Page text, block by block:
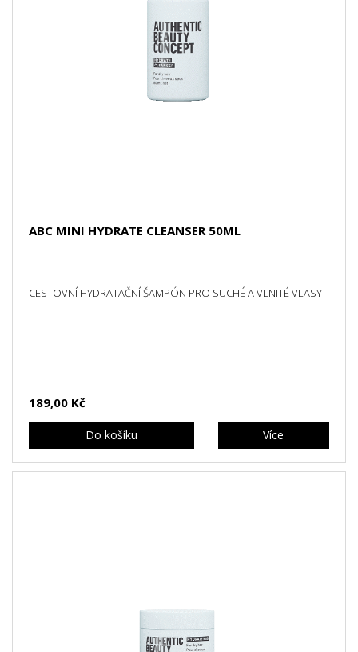
ABC MINI HYDRATE CLEANSER 50ML
CESTOVNÍ HYDRATAČNÍ ŠAMPÓN PRO SUCHÉ A VLNITÉ VLASY
189,00 Kč
Do košíku Více